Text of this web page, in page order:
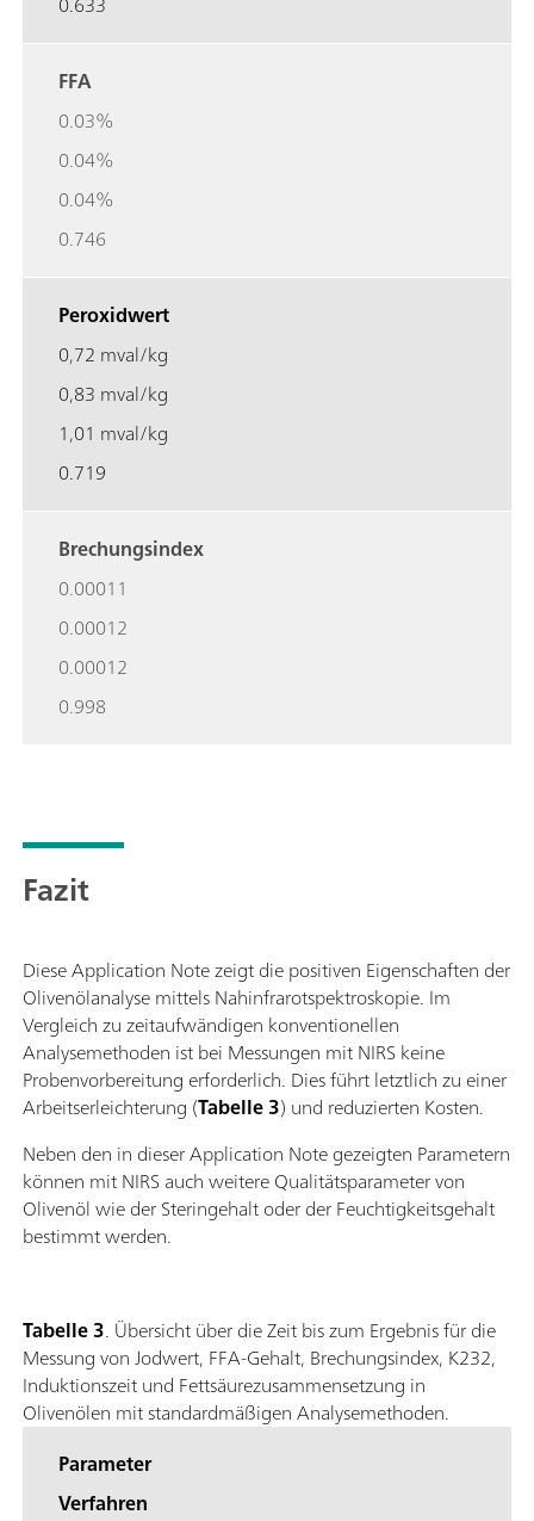
FFA
0.03%
0.04%
0.04%
0.746
Peroxidwert
0,72 mval/kg
0,83 mval/kg
1,01 mval/kg
0.719
Brechungsindex
0.00011
0.00012
0.00012
0.998
Fazit
Diese Application Note zeigt die positiven Eigenschaften der
Olivenölanalyse mittels Nahinfrarotspektroskopie. Im
Vergleich zu zeitaufwändigen konventionellen
Analysemethoden ist bei Messungen mit NIRS keine
Probenvorbereitung erforderlich. Dies führt letztlich zu einer
Arbeitserleichterung (Tabelle 3) und reduzierten Kosten.
Neben den in dieser Application Note gezeigten Parametern
können mit NIRS auch weitere Qualitätsparameter von
Olivenöl wie der Steringehalt oder der Feuchtigkeitsgehalt
bestimmt werden.
Tabelle 3. Übersicht über die Zeit bis zum Ergebnis für die
Messung von Jodwert, FFA-Gehalt, Brechungsindex, K232,
Induktionszeit und Fettsäurezusammensetzung in
Olivenölen mit standardmäßigen Analysemethoden.
Parameter
Verfahren